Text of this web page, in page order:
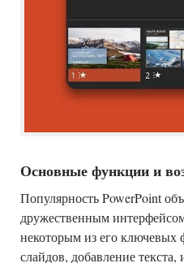
Основные функции и
Популярность PowerPoint
дружественным
некоторым из его ключевых
слайдов, добавление